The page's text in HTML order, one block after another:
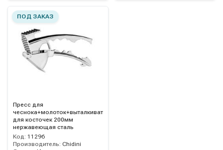
ПОД ЗАКАЗ
Пресс для
чеснока+молоток+выталкиватель
для косточек 200мм
нержавеющая сталь
Код: 11296
Производитель: Chidini